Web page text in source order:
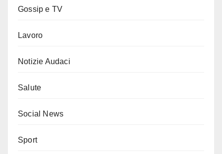
Gossip e TV
Lavoro
Notizie Audaci
Salute
Social News
Sport